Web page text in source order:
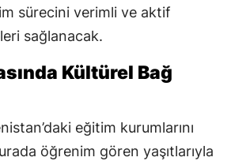
sürecini verimli ve aktif
sağlanacak.
Kültürel Bağ
eğitim kurumlarını
öğrenim gören yaşıtlarıyla